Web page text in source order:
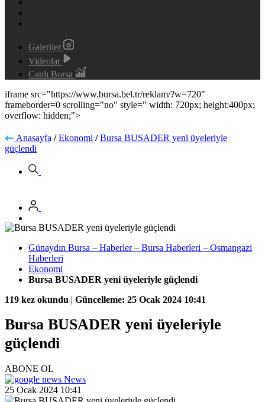
Galeriler
Videolar
Canlı Borsa
iframe src="https://www.bursa.bel.tr/reklam/?w=720"
frameborder=0 scrolling="no" style=" width: 720px; height:400px;
overflow: hidden;">
Anasayfa / Ekonomi / Bursa BUSADER yeni üyeleriyle
güçlendi
Günaydın Bursa – Haberler – Bursa Haberleri – Osmangazi
Haberleri
Ekonomi
Bursa BUSADER yeni üyeleriyle güçlendi
119 kez okundu | Güncelleme: 25 Ocak 2024 10:41
Bursa BUSADER yeni üyeleriyle
güçlendi
ABONE OL
News
25 Ocak 2024 10:41